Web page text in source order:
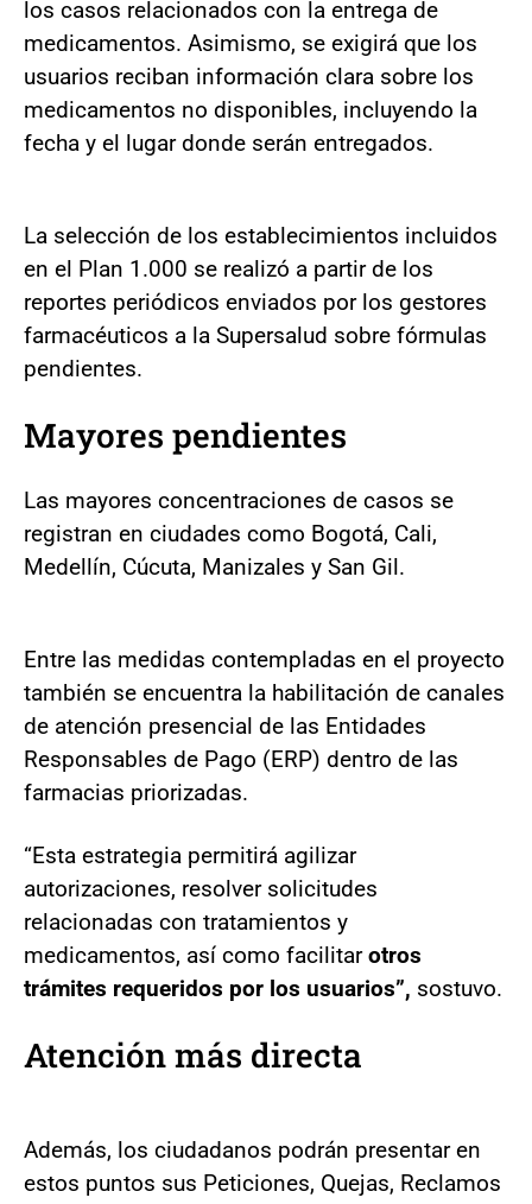
los casos relacionados con la entrega de
medicamentos. Asimismo, se exigirá que los
usuarios reciban información clara sobre los
medicamentos no disponibles, incluyendo la
fecha y el lugar donde serán entregados.
La selección de los establecimientos incluidos
en el Plan 1.000 se realizó a partir de los
reportes periódicos enviados por los gestores
farmacéuticos a la Supersalud sobre fórmulas
pendientes.
Mayores pendientes
Las mayores concentraciones de casos se
registran en ciudades como Bogotá, Cali,
Medellín, Cúcuta, Manizales y San Gil.
Entre las medidas contempladas en el proyecto
también se encuentra la habilitación de canales
de atención presencial de las Entidades
Responsables de Pago (ERP) dentro de las
farmacias priorizadas.
“Esta estrategia permitirá agilizar
autorizaciones, resolver solicitudes
relacionadas con tratamientos y
medicamentos, así como facilitarotros
trámites requeridos por los usuarios”, sostuvo.
Atención más directa
Además, los ciudadanos podrán presentar en
estos puntos sus Peticiones, Quejas, Reclamos